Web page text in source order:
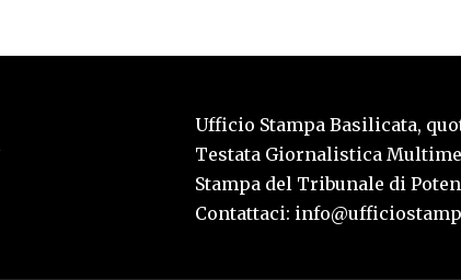
Ufficio Stampa Basilicata,
Testata Giornalistica
Stampa del Tribunale di
Contattaci: